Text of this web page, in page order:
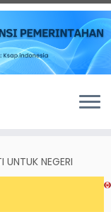
UNTUK NEGERI